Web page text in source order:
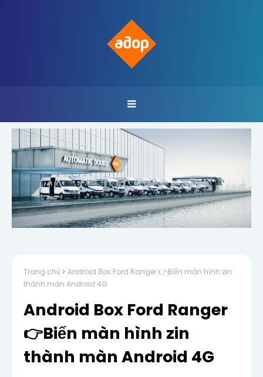
Trang chủ
Android Box Ford Ranger 👉Biến màn hình zin
thành màn Android 4G
Android Box Ford Ranger
👉Biến màn hình zin
thành màn Android 4G